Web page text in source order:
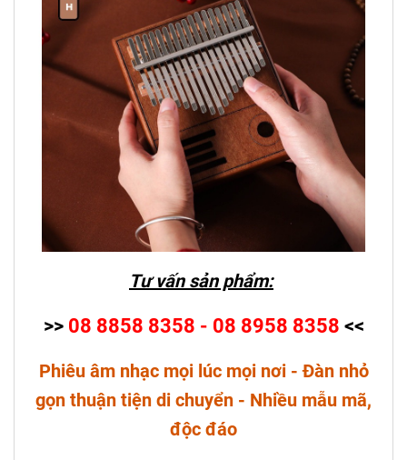
Tư vấn sản phẩm:
>> 08 8858 8358 - 08 8958 8358 <<
Phiêu âm nhạc mọi lúc mọi nơi - Đàn nhỏ
gọn thuận tiện di chuyển - Nhiều mẫu mã,
độc đáo